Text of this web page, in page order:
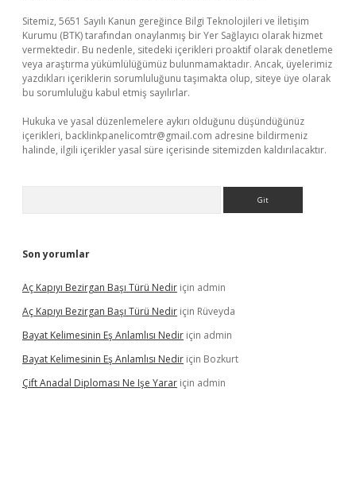
Sitemiz, 5651 Sayılı Kanun gereğince Bilgi Teknolojileri ve İletişim
Kurumu (BTK) tarafından onaylanmış bir Yer Sağlayıcı olarak hizmet
vermektedir. Bu nedenle, sitedeki içerikleri proaktif olarak denetleme
veya araştırma yükümlülüğümüz bulunmamaktadır. Ancak, üyelerimiz
yazdıkları içeriklerin sorumluluğunu taşımakta olup, siteye üye olarak
bu sorumluluğu kabul etmiş sayılırlar.
Hukuka ve yasal düzenlemelere aykırı olduğunu düşündüğünüz
içerikleri, backlinkpanelicomtr@gmail.com adresine bildirmeniz
halinde, ilgili içerikler yasal süre içerisinde sitemizden kaldırılacaktır.
Son yorumlar
Aç Kapıyı Bezirgan Başı Türü Nedir için admin
Aç Kapıyı Bezirgan Başı Türü Nedir için Rüveyda
Bayat Kelimesinin Eş Anlamlısı Nedir için admin
Bayat Kelimesinin Eş Anlamlısı Nedir için Bozkurt
Çift Anadal Diploması Ne Işe Yarar için admin